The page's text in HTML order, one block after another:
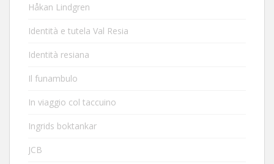
Håkan Lindgren
Identità e tutela Val Resia
Identità resiana
Il funambulo
In viaggio col taccuino
Ingrids boktankar
JCB